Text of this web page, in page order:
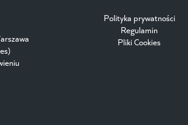
Polityka prywatności
Regulamin
Pliki Cookies